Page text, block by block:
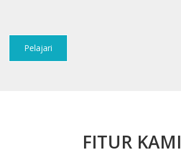
Pelajari
FITUR KAMI